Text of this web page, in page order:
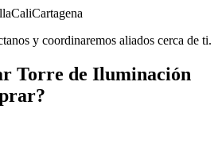
CaliCartagena
y coordinaremos aliados cerca de ti.
Torre de Iluminación